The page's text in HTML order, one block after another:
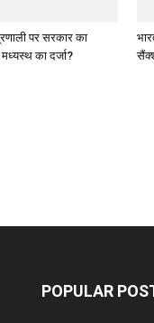
पर सरकार का
का दर्जा?
POPULAR